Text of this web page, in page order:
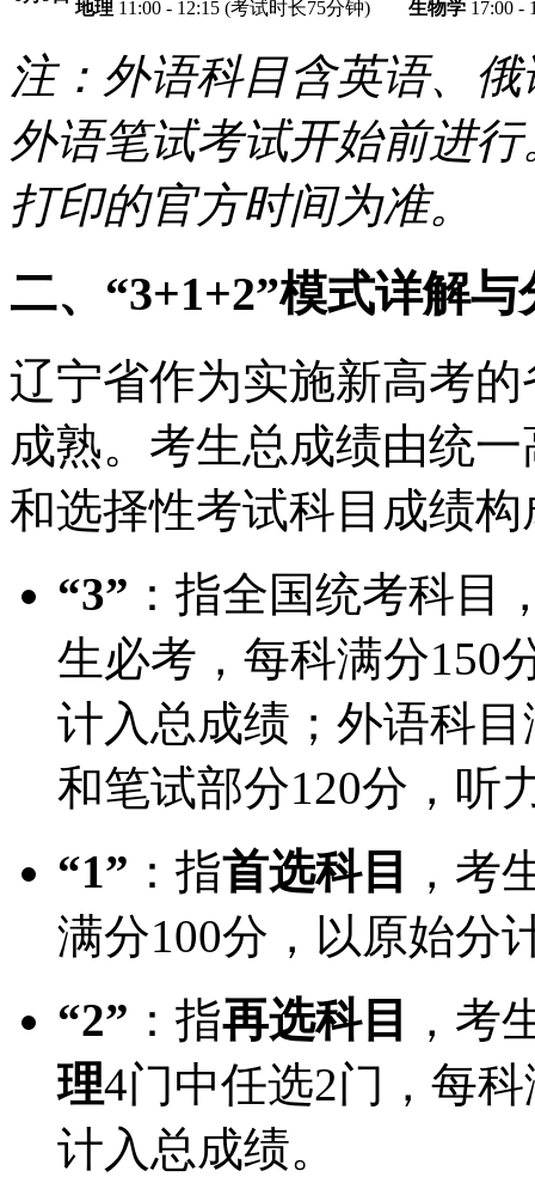
地理 11:00 - 12:15 (考试时长75分钟)
生物学 17:00 -
注：外语科目含英语、
外语笔试考试开始前进
打印的官方时间为准。
二、“3+1+2”模式详解
辽宁省作为实施新高考
成熟。考生总成绩由统
和选择性考试科目成绩
“3” ：指全国统考科目
生必考，每科满分150
计入总成绩；外语科
和笔试部分120分，听
“1” ：指首选科目
，考
满分100分，以原始分
“2” ：指再选科目
，考
理4门中任选2门，每
计入总成绩。